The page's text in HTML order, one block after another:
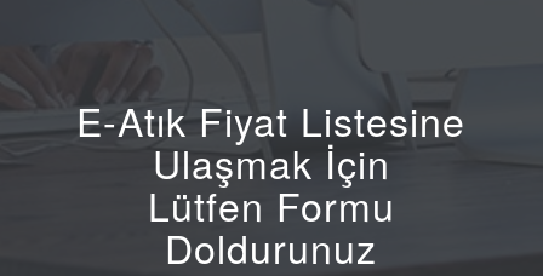
E-Atık Fiyat Listesine
Ulaşmak İçin
Lütfen Formu
Doldurunuz